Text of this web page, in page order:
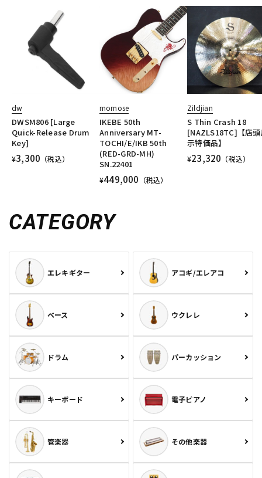
dw
DWSM806 [Large
Quick-Release Drum
Key]
¥3,300 （税込）
momose
IKEBE 50th
Anniversary MT-
TOCHI/E/IKB 50th
(RED-GRD-MH)
SN.22401
¥449,000 （税込）
Zildjian
S Thin Crash 18
[NAZLS18TC]【店
示特価品】
¥23,320 （税込）
CATEGORY
エレキギター アコギ/エレアコ
ベース ウクレレ
ドラム パーカッション
キーボード 電子ピアノ
管楽器 その他楽器